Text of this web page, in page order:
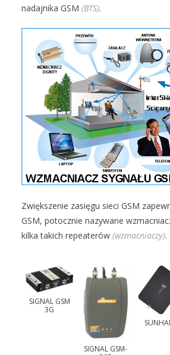
nadajnika GSM (BTS).
Zwiększenie zasięgu sieci GSM
GSM, potocznie nazywane
kilka takich repeaterów (wzmacniaczy).
SIGNAL GSM
3G
SIGNAL GSM-